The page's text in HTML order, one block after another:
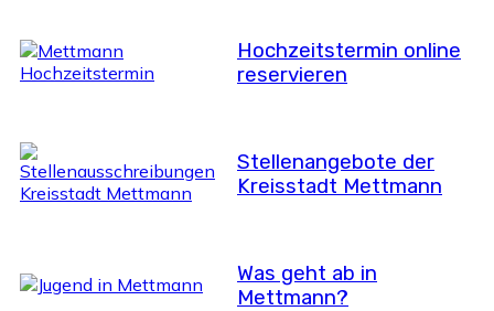
Hochzeitstermin online
reservieren
Stellenangebote der
Kreisstadt Mettmann
Was geht ab in
Mettmann?